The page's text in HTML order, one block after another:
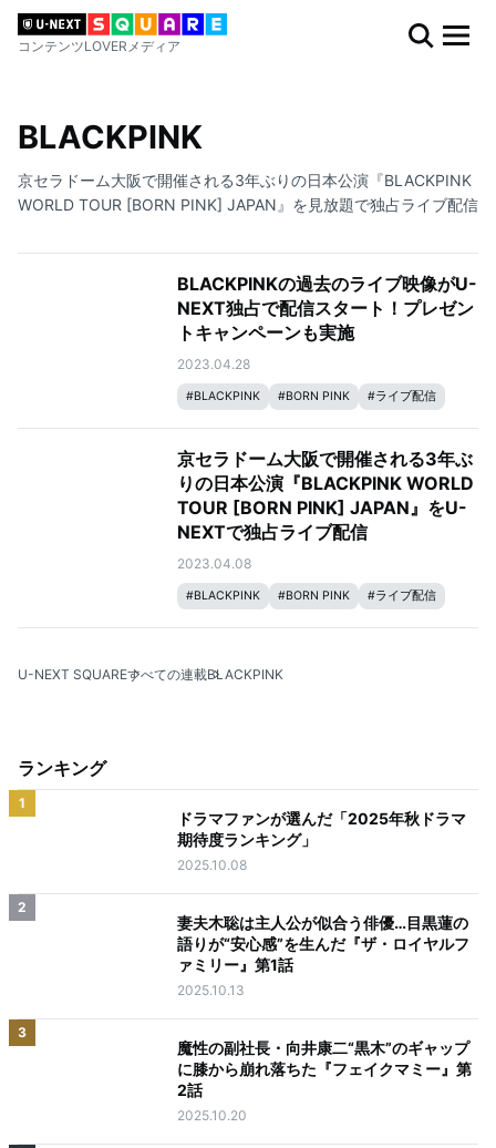
コンテンツLOVERメディア
BLACKPINK
京セラドーム大阪で開催される3年ぶりの日本公演『BLACKPINK
WORLD TOUR [BORN PINK] JAPAN』を見放題で独占ライブ配信
BLACKPINKの過去のライブ映像がU-
NEXT独占で配信スタート！プレゼン
トキャンペーンも実施
2023.04.28
#BLACKPINK #BORN PINK #ライブ配信
京セラドーム大阪で開催される3年ぶ
りの日本公演『BLACKPINK WORLD
TOUR [BORN PINK] JAPAN』をU-
NEXTで独占ライブ配信
2023.04.08
#BLACKPINK #BORN PINK #ライブ配信
U-NEXT SQUAREすべての連載BLACKPINK
ランキング
1
ドラマファンが選んだ「2025年秋ドラマ
期待度ランキング」
2025.10.08
2
妻夫木聡は主人公が似合う俳優…目黒蓮の
語りが“安心感”を生んだ『ザ・ロイヤルフ
ァミリー』第1話
2025.10.13
3
魔性の副社長・向井康二“黒木”のギャップ
に膝から崩れ落ちた『フェイクマミー』第
2話
2025.10.20